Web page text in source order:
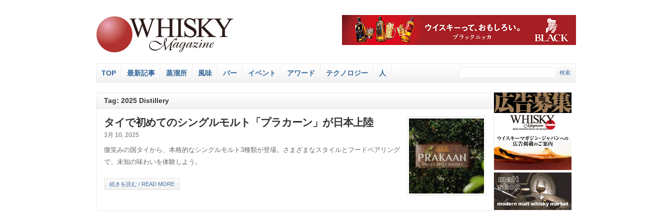
TOP 最新記事 蒸溜所 風味 バー イベント アワード テクノロジー 人
Tag: 2025 Distillery
タイで初めてのシングルモルト「プラカーン」が日本上陸
3月 10, 2025
微笑みの国タイから、本格的なシングルモルト3種類が登場。さまざまなスタイルとフードペアリング
で、未知の味わいを体験しよう。
続きを読む / READ MORE